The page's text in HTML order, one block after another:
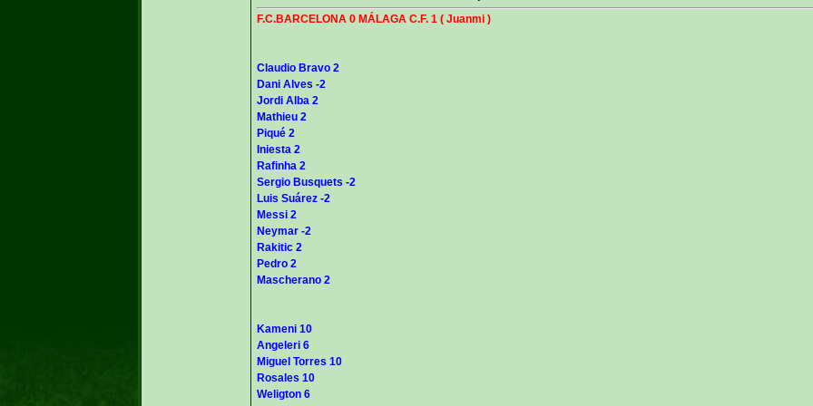
F.C.BARCELONA 0 MÁLAGA C.F. 1 ( Juanmi )
Claudio Bravo 2
Dani Alves -2
Jordi Alba 2
Mathieu 2
Piqué 2
Iniesta 2
Rafinha 2
Sergio Busquets -2
Luis Suárez -2
Messi 2
Neymar -2
Rakitic 2
Pedro 2
Mascherano 2
Kameni 10
Angeleri 6
Miguel Torres 10
Rosales 10
Weligton 6